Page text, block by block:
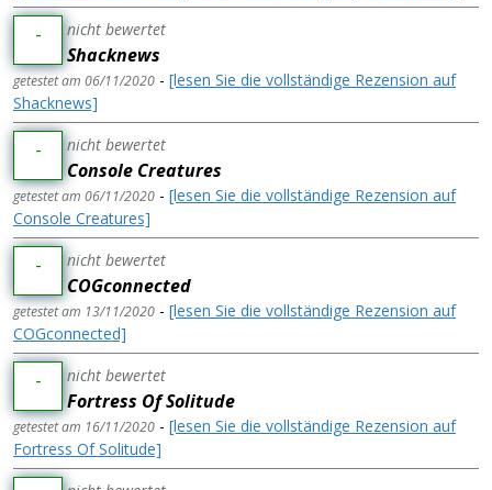
- nicht bewertet
Shacknews
getestet am 06/11/2020 - [lesen Sie die vollständige Rezension auf
Shacknews]
- nicht bewertet
Console Creatures
getestet am 06/11/2020 - [lesen Sie die vollständige Rezension auf
Console Creatures]
- nicht bewertet
COGconnected
getestet am 13/11/2020 - [lesen Sie die vollständige Rezension auf
COGconnected]
- nicht bewertet
Fortress Of Solitude
getestet am 16/11/2020 - [lesen Sie die vollständige Rezension auf
Fortress Of Solitude]